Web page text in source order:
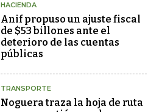
HACIENDA
Anif propuso un ajuste fiscal
de $53 billones ante el
deterioro de las cuentas
públicas
TRANSPORTE
Noguera traza la hoja de ruta